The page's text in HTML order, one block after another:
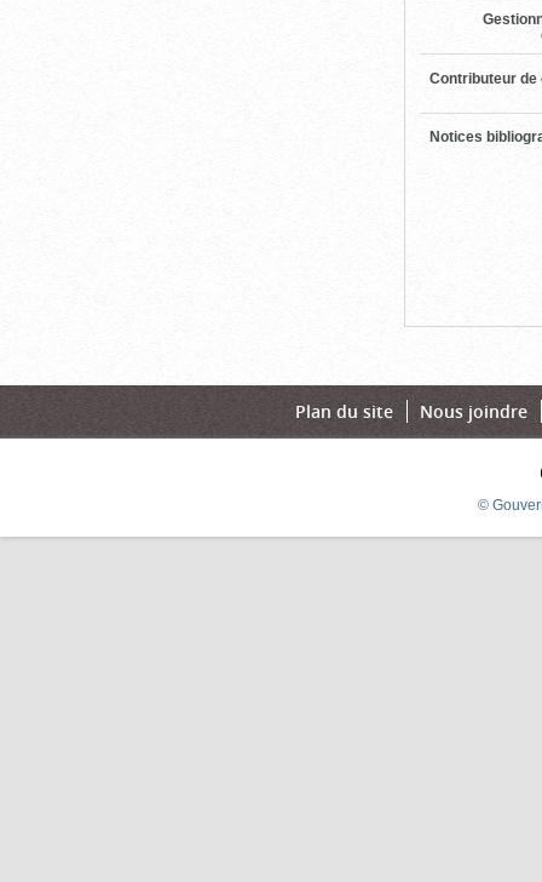
Contributeur de
Notices
Plan du site Nous joindre
©